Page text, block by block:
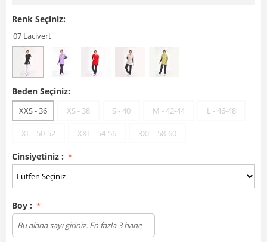
Renk Seçiniz:
07 Lacivert
Beden Seçiniz:
XXS - 36 XS - 38 S - 40 M - 42-44 L - 46-48
XL - 50-52 XXL - 54-56 3XL - 58-60
Cinsiyetiniz :
Boy :